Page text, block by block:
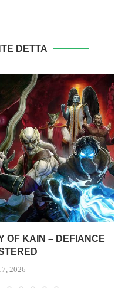
DETTA
OF KAIN – DEFIANCE
2026